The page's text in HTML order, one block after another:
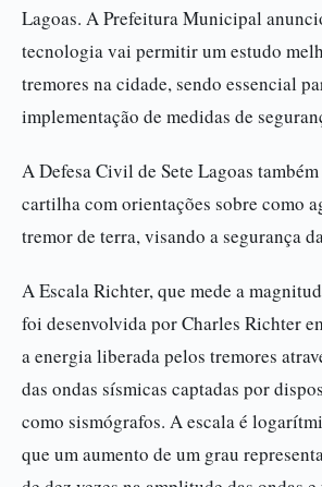
Lagoas. A Prefeitura Municipal
tecnologia vai permitir um estudo
tremores na cidade, sendo essencial
implementação de medidas de
A Defesa Civil de Sete Lagoas
cartilha com orientações sobre como
tremor de terra, visando a segurança
A Escala Richter, que mede a
foi desenvolvida por Charles Richter
a energia liberada pelos tremores
das ondas sísmicas captadas por
como sismógrafos. A escala é
que um aumento de um grau